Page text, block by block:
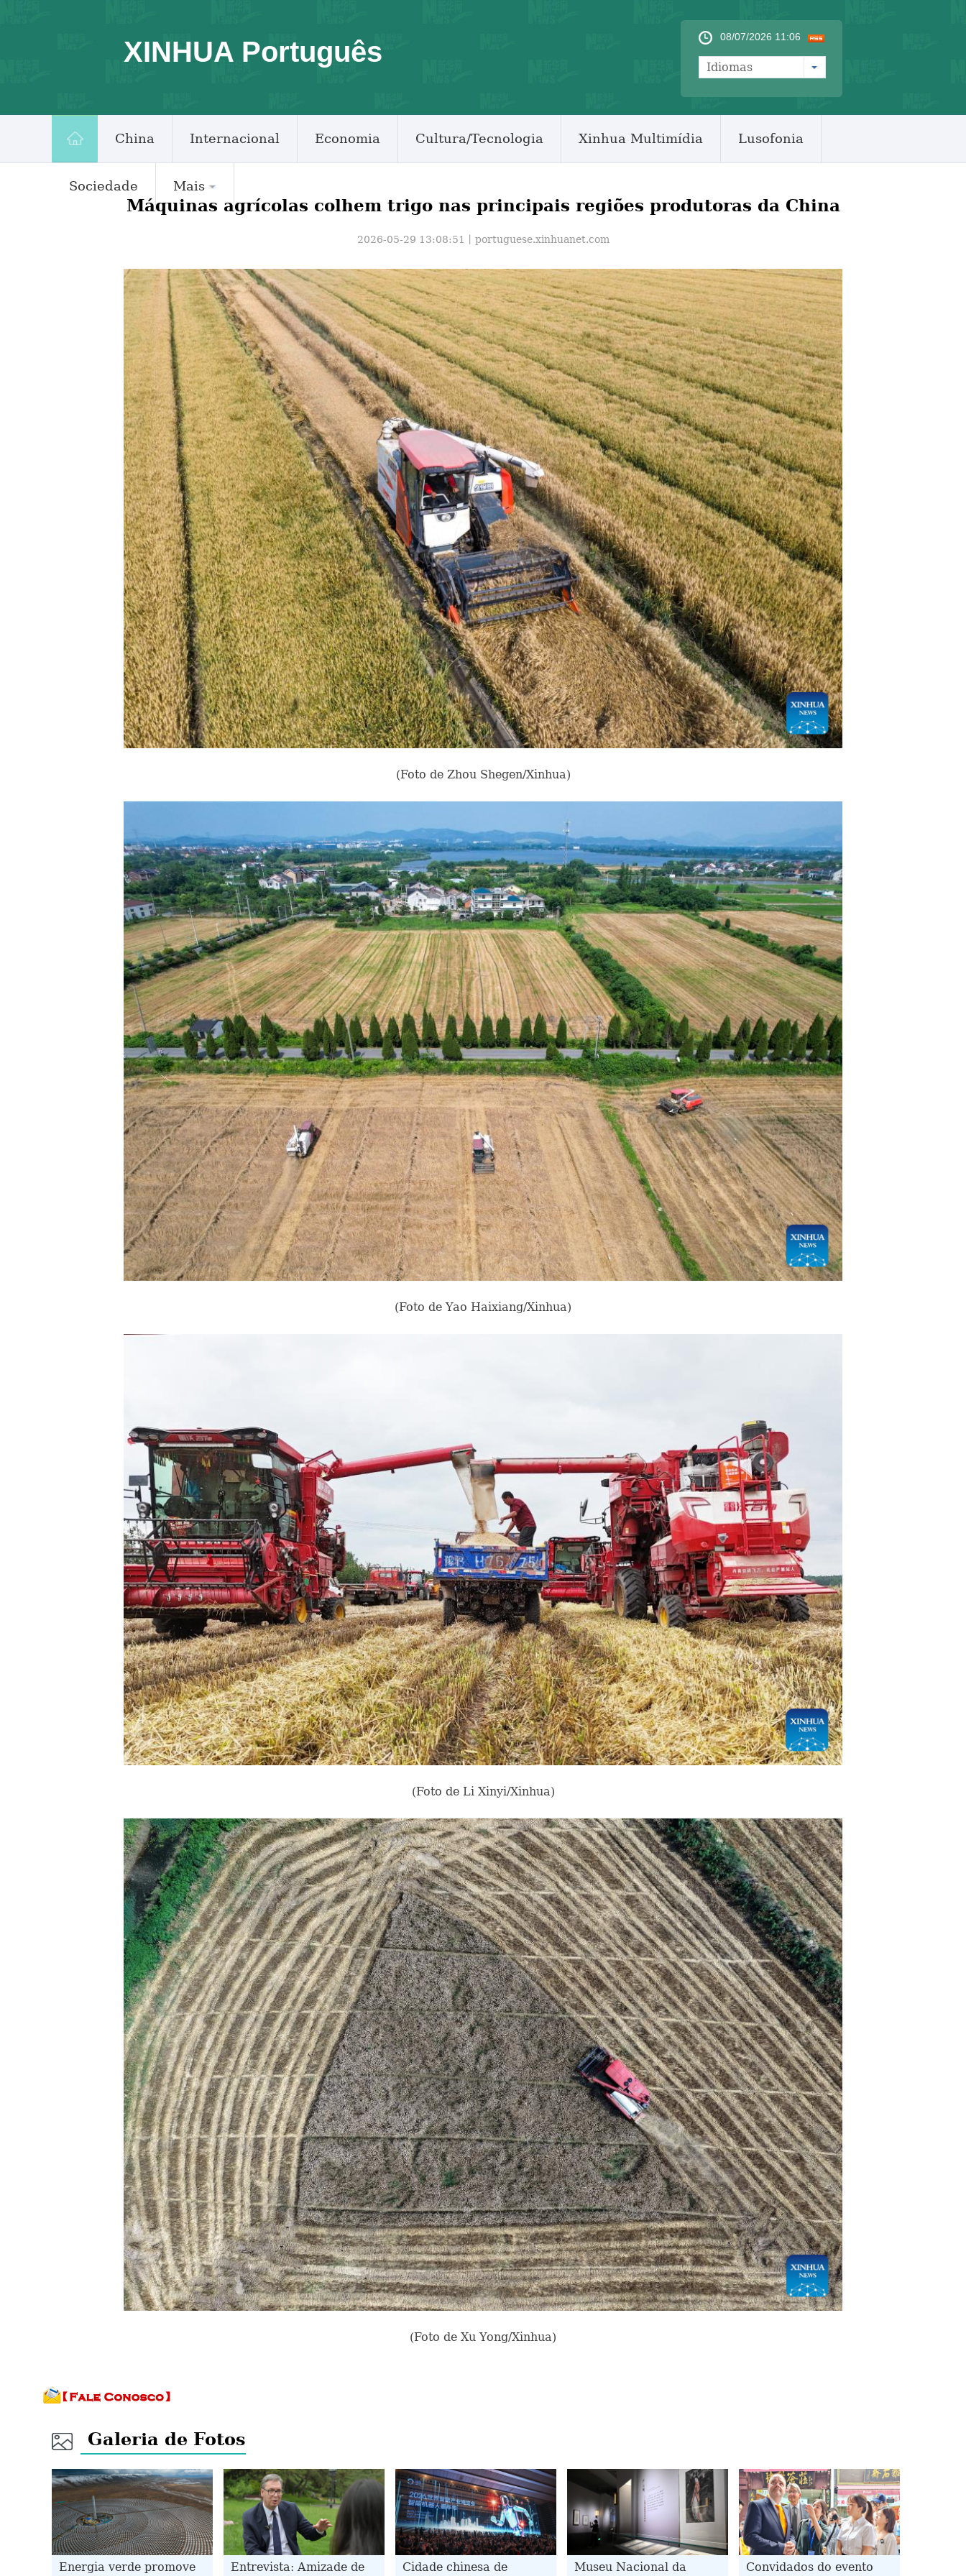
XINHUA Português 08/07/2026 11:06
Idiomas
China Internacional Economia Cultura/Tecnologia Xinhua Multimídia Lusofonia
Sociedade Mais
Máquinas agrícolas colhem trigo nas principais regiões produtoras da China
2026-05-29 13:08:51丨 portuguese.xinhuanet.com
(Foto de Zhou Shegen/Xinhua)
(Foto de Yao Haixiang/Xinhua)
(Foto de Li Xinyi/Xinhua)
(Foto de Xu Yong/Xinhua)
Galeria de Fotos
Energia verde promove Entrevista: Amizade de Cidade chinesa de Museu Nacional da Convidados do evento